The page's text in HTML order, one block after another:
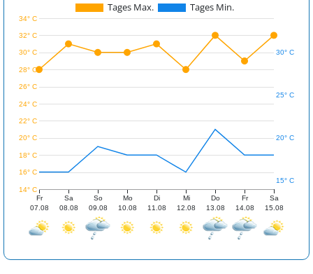
Tages Max. Tages Min.
Fr
07.08
Sa
08.08
So
09.08
Mo
10.08
Di
11.08
Mi
12.08
Do
13.08
Fr
14.08
Sa
15.08
14° C
16° C
18° C
20° C
22° C
24° C
26° C
28° C
30° C
32° C
34° C
15° C
20° C
25° C
30° C